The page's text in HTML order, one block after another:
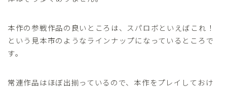
本作の参戦作品の良いところは、スパロボといえばこれ！
という見本市のようなラインナップになっているところで
す。
常連作品はほぼ出揃っているので、本作をプレイしておけ